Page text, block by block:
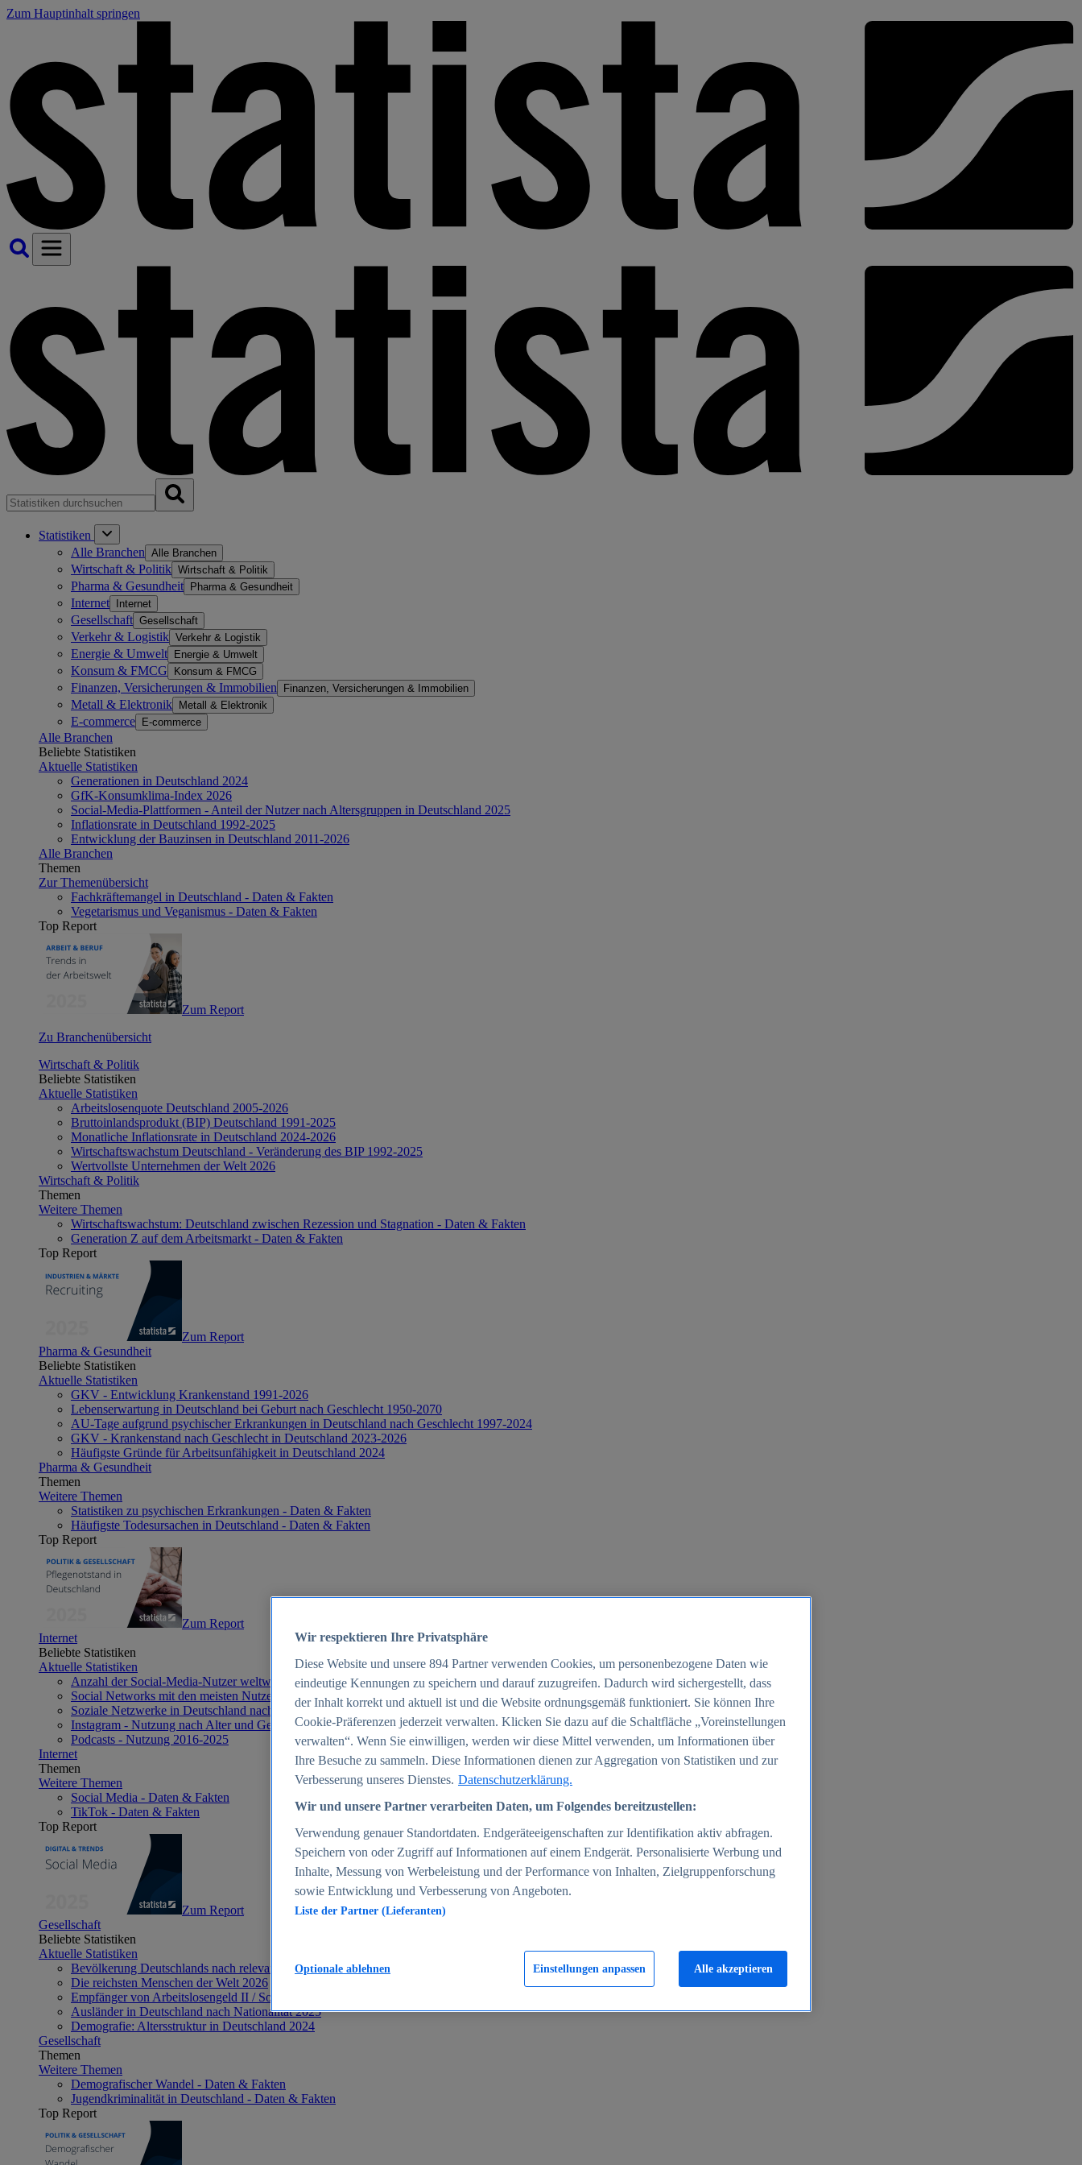
Zum Hauptinhalt springen
Statistiken
Alle Branchen Alle Branchen
Wirtschaft & Politik Wirtschaft & Politik
Pharma & Gesundheit Pharma & Gesundheit
Internet Internet
Gesellschaft Gesellschaft
Verkehr & Logistik Verkehr & Logistik
Energie & Umwelt Energie & Umwelt
Konsum & FMCG Konsum & FMCG
Finanzen, Versicherungen & Immobilien Finanzen, Versicherungen & Immobilien
Metall & Elektronik Metall & Elektronik
E-commerce E-commerce
Alle Branchen
Beliebte Statistiken
Aktuelle Statistiken
Generationen in Deutschland 2024
GfK-Konsumklima-Index 2026
Social-Media-Plattformen - Anteil der Nutzer nach Altersgruppen in Deutschland 2025
Inflationsrate in Deutschland 1992-2025
Entwicklung der Bauzinsen in Deutschland 2011-2026
Alle Branchen
Themen
Zur Themenübersicht
Fachkräftemangel in Deutschland - Daten & Fakten
Vegetarismus und Veganismus - Daten & Fakten
Top Report
Zum Report
Zu Branchenübersicht
Wirtschaft & Politik
Beliebte Statistiken
Aktuelle Statistiken
Arbeitslosenquote Deutschland 2005-2026
Bruttoinlandsprodukt (BIP) Deutschland 1991-2025
Monatliche Inflationsrate in Deutschland 2024-2026
Wirtschaftswachstum Deutschland - Veränderung des BIP 1992-2025
Wertvollste Unternehmen der Welt 2026
Wirtschaft & Politik
Themen
Weitere Themen
Wirtschaftswachstum: Deutschland zwischen Rezession und Stagnation - Daten & Fakten
Generation Z auf dem Arbeitsmarkt - Daten & Fakten
Top Report
Zum Report
Pharma & Gesundheit
Beliebte Statistiken
Aktuelle Statistiken
GKV - Entwicklung Krankenstand 1991-2026
Lebenserwartung in Deutschland bei Geburt nach Geschlecht 1950-2070
AU-Tage aufgrund psychischer Erkrankungen in Deutschland nach Geschlecht 1997-2024
GKV - Krankenstand nach Geschlecht in Deutschland 2023-2026
Häufigste Gründe für Arbeitsunfähigkeit in Deutschland 2024
Pharma & Gesundheit
Themen
Weitere Themen
Statistiken zu psychischen Erkrankungen - Daten & Fakten
Häufigste Todesursachen in Deutschland - Daten & Fakten
Top Report
Zum Report
Internet
Beliebte Statistiken
Aktuelle Statistiken
Anzahl der Social-Media-Nutzer weltweit 2012-2025
Social Networks mit den meisten Nutzern weltweit 2025
Soziale Netzwerke in Deutschland nach Generationen 2025
Instagram - Nutzung nach Alter und Geschlecht in Deutschland 2025
Podcasts - Nutzung 2016-2025
Internet
Themen
Weitere Themen
Social Media - Daten & Fakten
TikTok - Daten & Fakten
Top Report
Zum Report
Gesellschaft
Beliebte Statistiken
Aktuelle Statistiken
Bevölkerung Deutschlands nach relevanten Altersgruppen 2024
Die reichsten Menschen der Welt 2026
Empfänger von Arbeitslosengeld II / Sozialgeld / Bürgergeld in Deutschland 2005-2025
Ausländer in Deutschland nach Nationalität 2025
Demografie: Altersstruktur in Deutschland 2024
Gesellschaft
Themen
Weitere Themen
Demografischer Wandel - Daten & Fakten
Jugendkriminalität in Deutschland - Daten & Fakten
Top Report
Wir respektieren Ihre Privatsphäre
Diese Website und unsere 894 Partner verwenden Cookies, um personenbezogene Daten wie
eindeutige Kennungen zu speichern und darauf zuzugreifen. Dadurch wird sichergestellt, dass
der Inhalt korrekt und aktuell ist und die Website ordnungsgemäß funktioniert. Sie können Ihre
Cookie-Präferenzen jederzeit verwalten. Klicken Sie dazu auf die Schaltfläche „Voreinstellungen
verwalten“. Wenn Sie einwilligen, werden wir diese Mittel verwenden, um Informationen über
Ihre Besuche zu sammeln. Diese Informationen dienen zur Aggregation von Statistiken und zur
Verbesserung unseres Dienstes. Datenschutzerklärung.
Wir und unsere Partner verarbeiten Daten, um Folgendes bereitzustellen:
Verwendung genauer Standortdaten. Endgeräteeigenschaften zur Identifikation aktiv abfragen.
Speichern von oder Zugriff auf Informationen auf einem Endgerät. Personalisierte Werbung und
Inhalte, Messung von Werbeleistung und der Performance von Inhalten, Zielgruppenforschung
sowie Entwicklung und Verbesserung von Angeboten.
Liste der Partner (Lieferanten)
Einstellungen anpassen
Optionale ablehnen Alle akzeptieren